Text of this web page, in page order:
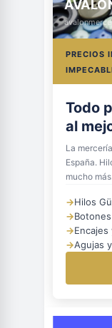
PRECIOS
Todo
al
La
España.
mucho
→Hilos
→
→Encajes
→Agujas